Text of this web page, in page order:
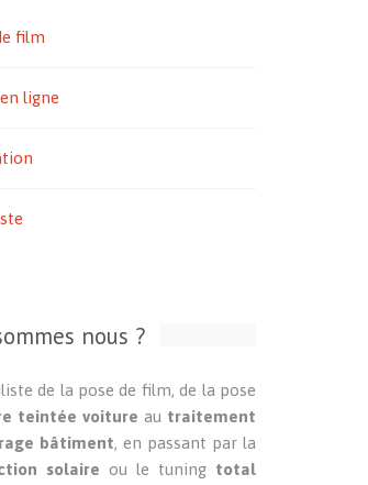
film
ligne
nous ?
de la pose de film, de la pose
teintée voiture au traitement
bâtiment, en passant par la
solaire ou le tuning total